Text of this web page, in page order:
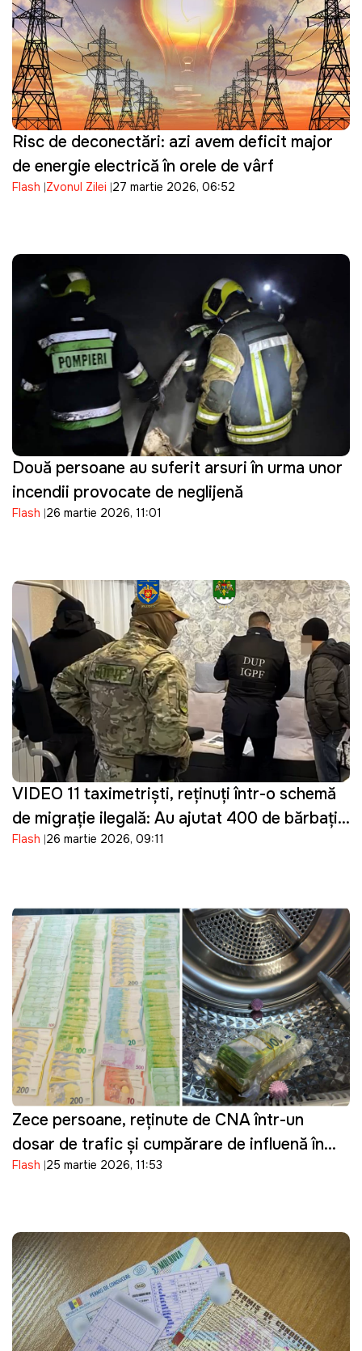
Risc de deconectări: azi avem deficit major
de energie electrică în orele de vârf
Flash Zvonul Zilei 27 martie 2026, 06:52
Două persoane au suferit arsuri în urma unor
incendii provocate de neglijență
Flash 26 martie 2026, 11:01
VIDEO 11 taximetriști, reținuți într-o schemă
de migrație ilegală: Au ajutat 400 de bărbați
din Ucraina să intre ilegal în Moldova
Flash 26 martie 2026, 09:11
Zece persoane, reținute de CNA într-un
dosar de trafic și cumpărare de influență în
domeniul transportului
Flash 25 martie 2026, 11:53